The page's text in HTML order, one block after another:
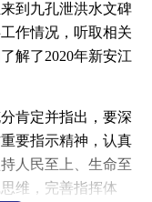
到九孔泄洪水文碑
作情况，听取相关
解了2020年新安江
肯定并指出，要深
要指示精神，认真
人民至上、生命至
维，完善指挥体